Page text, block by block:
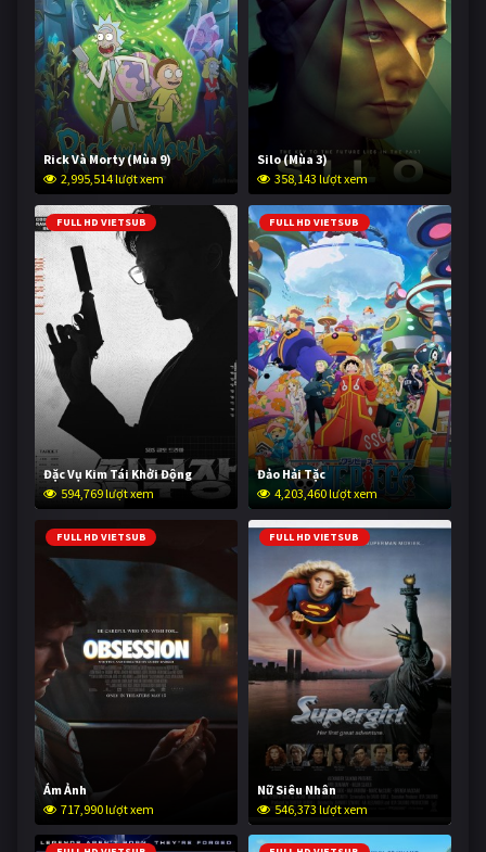
Rick Và Morty (Mùa 9)
2,995,514 lượt xem
Silo (Mùa 3)
358,143 lượt xem
FULL HD VIETSUB
Đặc Vụ Kim Tái Khởi Động
594,769 lượt xem
FULL HD VIETSUB
Đảo Hải Tặc
4,203,460 lượt xem
FULL HD VIETSUB
Ám Ảnh
717,990 lượt xem
FULL HD VIETSUB
Nữ Siêu Nhân
546,373 lượt xem